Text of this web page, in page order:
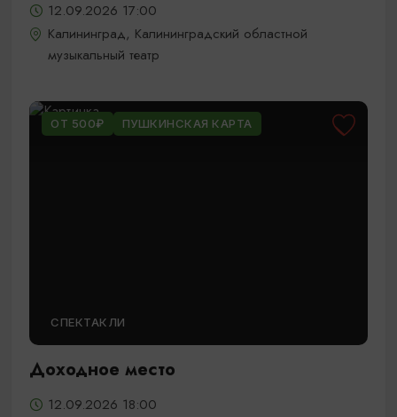
12.09.2026 17:00
Калининград, Калининградский областной
музыкальный театр
ОТ 500₽ ПУШКИНСКАЯ КАРТА
СПЕКТАКЛИ
Доходное место
12.09.2026 18:00